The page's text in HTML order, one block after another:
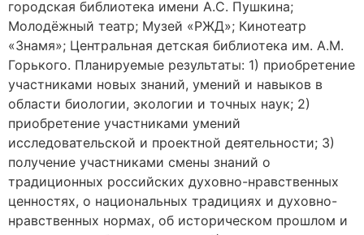
городская библиотека имени А.С. Пушкина;
Молодёжный театр; Музей «РЖД»; Кинотеатр
«Знамя»; Центральная детская библиотека им. А.М.
Горького. Планируемые результаты: 1) приобретение
участниками новых знаний, умений и навыков в
области биологии, экологии и точных наук; 2)
приобретение участниками умений
исследовательской и проектной деятельности; 3)
получение участниками смены знаний о
традиционных российских духовно-нравственных
ценностях, о национальных традициях и духовно-
нравственных нормах, об историческом прошлом и